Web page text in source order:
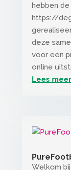
hebben
https://
deze
voor een
online
Lees meer
Welkom